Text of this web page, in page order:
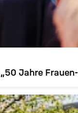
Jahre